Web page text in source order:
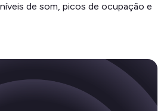
de som, picos de ocupação e